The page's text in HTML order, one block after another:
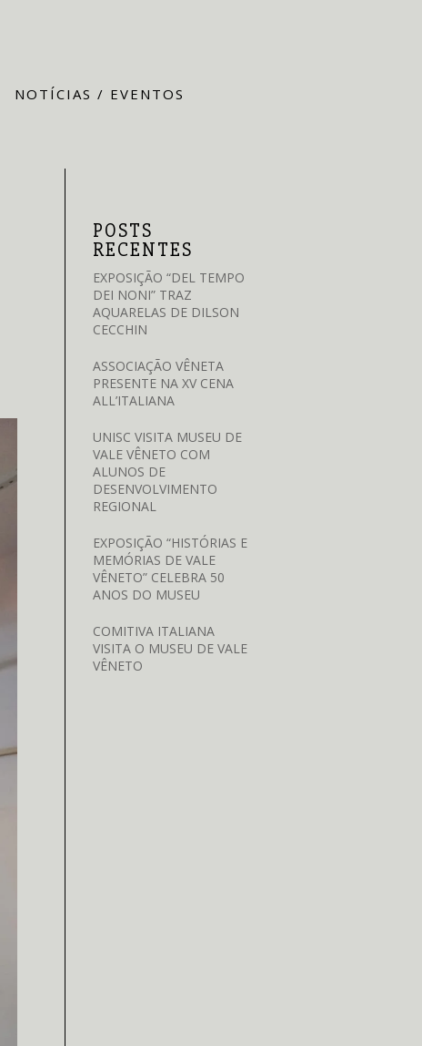
NOTÍCIAS / EVENTOS
POSTS
RECENTES
EXPOSIÇÃO “DEL TEMPO
DEI NONI” TRAZ
AQUARELAS DE DILSON
CECCHIN
ASSOCIAÇÃO VÊNETA
PRESENTE NA XV CENA
ALL’ITALIANA
UNISC VISITA MUSEU DE
VALE VÊNETO COM
ALUNOS DE
DESENVOLVIMENTO
REGIONAL
EXPOSIÇÃO “HISTÓRIAS E
MEMÓRIAS DE VALE
VÊNETO” CELEBRA 50
ANOS DO MUSEU
COMITIVA ITALIANA
VISITA O MUSEU DE VALE
VÊNETO